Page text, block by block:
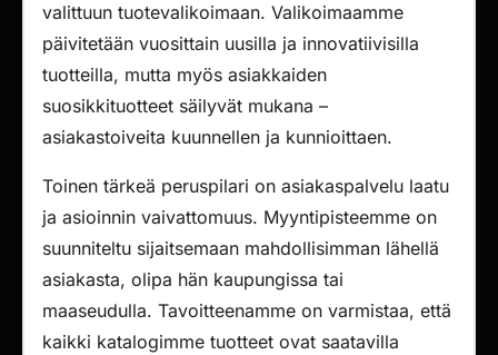
valittuun tuotevalikoimaan. Valikoimaamme
päivitetään vuosittain uusilla ja innovatiivisilla
tuotteilla, mutta myös asiakkaiden
suosikkituotteet säilyvät mukana –
asiakastoiveita kuunnellen ja kunnioittaen.
Toinen tärkeä peruspilari on asiakaspalvelu laatu
ja asioinnin vaivattomuus. Myyntipisteemme on
suunniteltu sijaitsemaan mahdollisimman lähellä
asiakasta, olipa hän kaupungissa tai
maaseudulla. Tavoitteenamme on varmistaa, että
kaikki katalogimme tuotteet ovat saatavilla